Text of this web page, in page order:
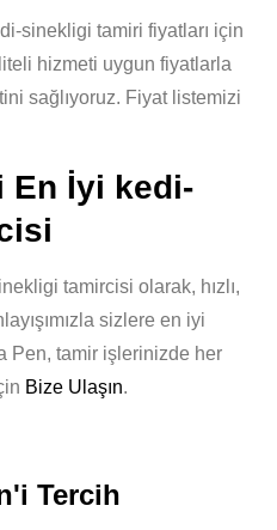
sinekligi tamiri fiyatları için
hizmeti uygun fiyatlarla
sağlıyoruz. Fiyat listemizi
En İyi kedi-
tamircisi olarak, hızlı,
sizlere en iyi
Pen, tamir işlerinizde her
Bize Ulaşın.
Tercih